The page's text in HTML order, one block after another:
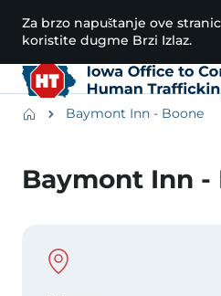
Preskoči na glavni sadržaj
Za brzo napuštanje ove
koristite dugme Brzi Izlaz.
BreadcrumbsBaymont Inn - Boone
Baymont Inn -
Physical